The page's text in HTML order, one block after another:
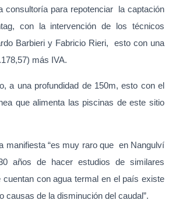
consultoría para repotenciar la captación
con la intervención de los técnicos
Barbieri y Fabricio Rieri, esto con una
más IVA.
a una profundidad de 150m, esto con el
que alimenta las piscinas de este sitio
manifiesta “es muy raro que en Nangulví
años de hacer estudios de similares
con agua termal en el país existe
causas de la disminución del caudal”.